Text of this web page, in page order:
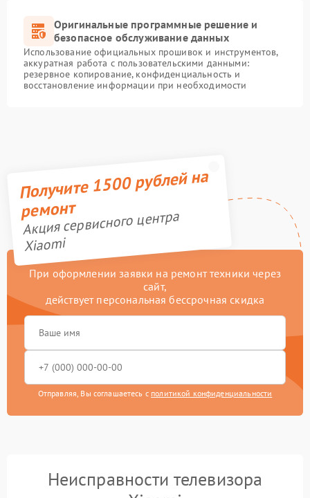
Оригинальные программные решение и
безопасное обслуживание данных
Использование официальных прошивок и инструментов,
аккуратная работа с пользовательскими данными:
резервное копирование, конфиденциальность и
восстановление информации при необходимости
Получите 1500 рублей на
ремонт
Акция сервисного центра
Xiaomi
При оформлении заявки на ремонт техники через
сайт,
действует персональная бессрочная скидка
Отправляя, Вы соглашаетесь с политикой конфиденциальности
Неисправности телевизора